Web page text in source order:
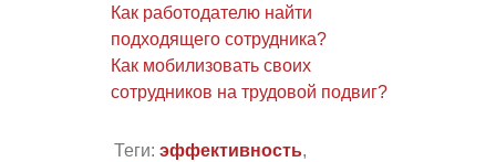
Как работодателю найти
подходящего сотрудника?
Как мобилизовать своих
сотрудников на трудовой подвиг?
Теги: эффективность,